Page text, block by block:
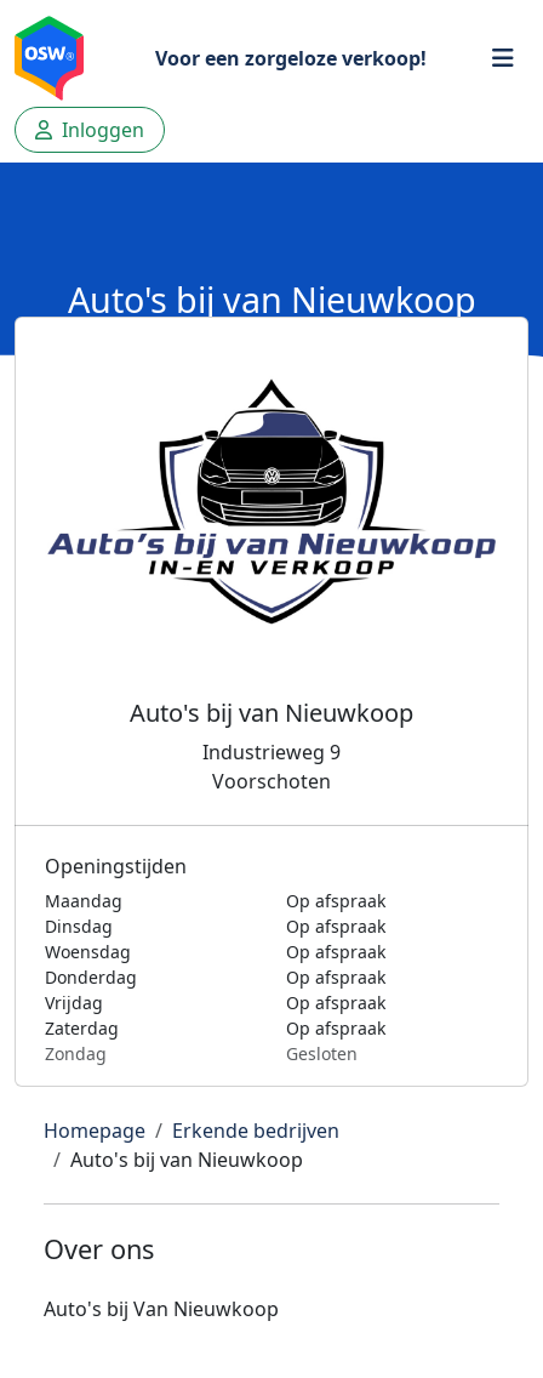
Voor een zorgeloze verkoop!
Inloggen
Auto's bij van Nieuwkoop
Auto's bij van Nieuwkoop
Industrieweg 9
Voorschoten
Openingstijden
Maandag
Op afspraak
Dinsdag
Op afspraak
Woensdag
Op afspraak
Donderdag
Op afspraak
Vrijdag
Op afspraak
Zaterdag
Op afspraak
Zondag
Gesloten
Homepage
Erkende bedrijven
Auto's bij van Nieuwkoop
Over ons
Auto's bij Van Nieuwkoop